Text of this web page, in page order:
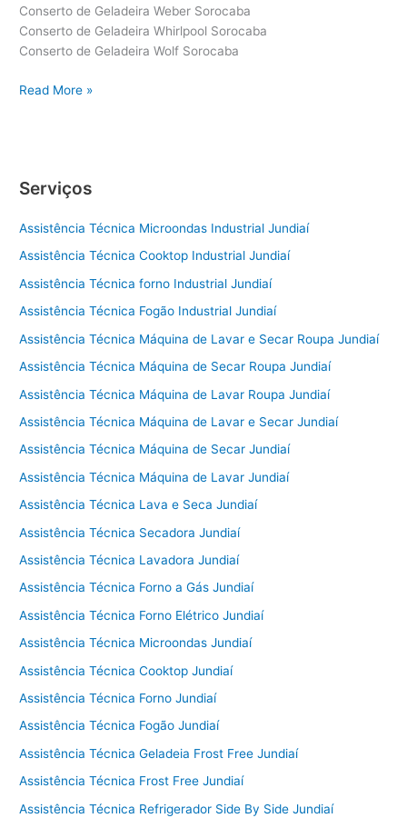
Conserto de Geladeira Weber Sorocaba
Conserto de Geladeira Whirlpool Sorocaba
Conserto de Geladeira Wolf Sorocaba
Conserto
Read More »
Serviços
Assistência Técnica Microondas Industrial Jundiaí
Assistência Técnica Cooktop Industrial Jundiaí
Assistência Técnica forno Industrial Jundiaí
Assistência Técnica Fogão Industrial Jundiaí
Assistência Técnica Máquina de Lavar e Secar Roupa Jundiaí
Assistência Técnica Máquina de Secar Roupa Jundiaí
Assistência Técnica Máquina de Lavar Roupa Jundiaí
Assistência Técnica Máquina de Lavar e Secar Jundiaí
Assistência Técnica Máquina de Secar Jundiaí
Assistência Técnica Máquina de Lavar Jundiaí
Assistência Técnica Lava e Seca Jundiaí
Assistência Técnica Secadora Jundiaí
Assistência Técnica Lavadora Jundiaí
Assistência Técnica Forno a Gás Jundiaí
Assistência Técnica Forno Elétrico Jundiaí
Assistência Técnica Microondas Jundiaí
Assistência Técnica Cooktop Jundiaí
Assistência Técnica Forno Jundiaí
Assistência Técnica Fogão Jundiaí
Assistência Técnica Geladeia Frost Free Jundiaí
Assistência Técnica Frost Free Jundiaí
Assistência Técnica Refrigerador Side By Side Jundiaí